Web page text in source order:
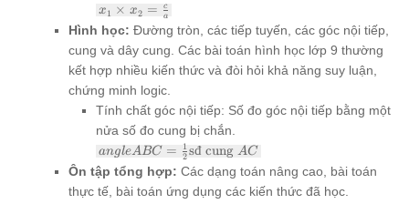
</li>
</ul>
</li>
<li>Định
lý Vieta:
Nếu
<code>
[katex]x_1,
x_2
\frac{b}
{a}
x_1
\times
x_2 =
\frac{c}
{a}
x1 × x2 = a
c
Hình học: Đường tròn, các tiếp tuyến, các góc nội tiếp,
cung và dây cung. Các bài toán hình học lớp 9 thường
kết hợp nhiều kiến thức và đòi hỏi khả năng suy luận,
chứng minh logic.
Tính chất góc nội tiếp: Số đo góc nội tiếp bằng một
nửa số đo cung bị chắn.
angle
ABC =
\frac{1}
{2}
angleABC = 2
1sđcung AC
Ôn tập tổng hợp: Các dạng toán nâng cao, bài toán
thực tế, bài toán ứng dụng các kiến thức đã học.